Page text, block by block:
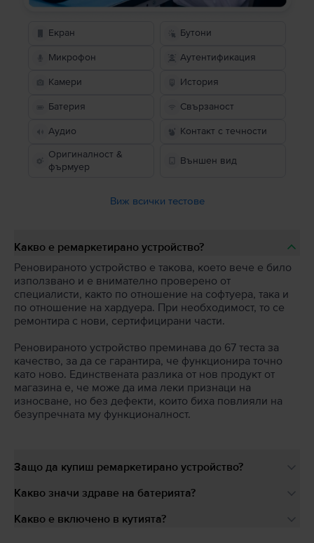
Екран Бутони
Микрофон Аутентификация
Камери История
Батерия Свързаност
Аудио
Контакт с течности
Оригиналност &
фърмуер
Външен вид
Виж всички тестове
Какво е ремаркетирано устройство?
Реновираното устройство е такова, което вече е било
използвано и е внимателно проверено от
специалисти, както по отношение на софтуера, така и
по отношение на хардуера. При необходимост, то се
ремонтира с нови, сертифицирани части.
Реновираното устройство преминава до 67 теста за
качество, за да се гарантира, че функционира точно
като ново. Единствената разлика от нов продукт от
магазина е, че може да има леки признаци на
износване, но без дефекти, които биха повлияли на
безупречната му функционалност.
Защо да купиш ремаркетирано устройство?
Какво значи здраве на батерията?
Какво е включено в кутията?